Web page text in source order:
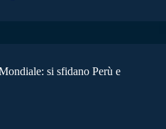
si sfidano Perù e